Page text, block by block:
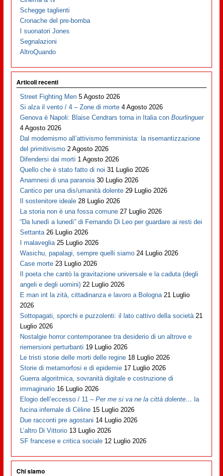
Schegge taglienti
Cronache del pre-bomba
I suonatori Jones
Segnalazioni
AltroQuando
Articoli recenti
Street Fighting Men 5 Agosto 2026
Si alza il vento / 4 – Zone di morte 4 Agosto 2026
Genova è Napoli: Blaise Cendrars torna in Italia conBourlinguer
4 Agosto 2026
Dal modernismo all’attivismo femminista: la risemantizzazione
del primitivismo 2 Agosto 2026
Difendersi dai morti 1 Agosto 2026
Quello che è stato fatto di noi 31 Luglio 2026
Anamnesi di una paranoia 30 Luglio 2026
Cantico per una dis/umanità dolente 29 Luglio 2026
Il sostenitore ideale 28 Luglio 2026
La storia non è una fossa comune 27 Luglio 2026
“Da lunedì a lunedì” di Fernando Di Leo per guardare ai resti dei
Settanta 26 Luglio 2026
I malaveglia 25 Luglio 2026
Wasichu, papalagi, sempre quelli siamo 24 Luglio 2026
Case morte 23 Luglio 2026
Il poeta che cantò la gravitazione universale e la caduta (degli
angeli e degli uomini) 22 Luglio 2026
E man int la zità, cittadinanza e lavoro a Bologna 21 Luglio
2026
Sottopagati, sporchi e puzzolenti: il lato cattivo della società 21
Luglio 2026
Nostalgie horror contemporanee tra desiderio di un altrove e
riemersioni perturbanti 19 Luglio 2026
Le tristi storie delle morti delle regine 18 Luglio 2026
Storie di metamorfosi e di epidemie 17 Luglio 2026
Guerra algoritmica, sovranità digitale e costruzione di
immaginario 16 Luglio 2026
Elogio dell’eccesso / 11 –Per me si va ne la città dolente… la
fucina infernale di Cèline 15 Luglio 2026
Due racconti pre agostani 14 Luglio 2026
L’altro Di Vittorio 13 Luglio 2026
SF francese e critica sociale 12 Luglio 2026
Chi siamo